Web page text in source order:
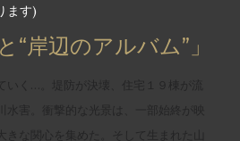
ます)
“岸辺のアルバム”」
いく…。堤防が決壊、住宅１９棟が流
水害。衝撃的な光景は、一部始終が映
きな関心を集めた。そして生まれた山